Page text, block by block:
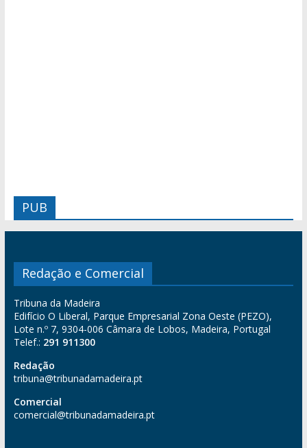
PUB
Redação e Comercial
Tribuna da Madeira
Edifício O Liberal, Parque Empresarial Zona Oeste (PEZO),
Lote n.º 7, 9304-006 Câmara de Lobos, Madeira, Portugal
Telef.: 291 911300
Redação
tribuna@tribunadamadeira.pt
Comercial
comercial@tribunadamadeira.pt